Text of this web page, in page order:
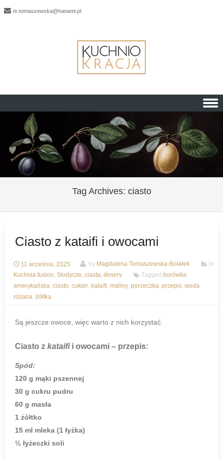
m.tomaszewska@hanami.pl
Skip to content
Tag Archives: ciasto
Ciasto z kataifi i owocami
11 września, 2025 by Magdalena Tomaszewska-Bolałek
In
Kuchnia fusion, Słodycze, ciasta, desery Tagged borówka
amerykańska, ciasto, cukier, kataifi, maliny, porzeczka, przepis, woda
różana, żółtka
Są jeszcze owoce, więc warto z nich korzystać.
Ciasto z kataifii owocami – przepis:
Spód:
120 g mąki pszennej
30 g cukru pudru
60 g masła
1 żółtko
15 ml mleka (1 łyżka)
½ łyżeczki soli